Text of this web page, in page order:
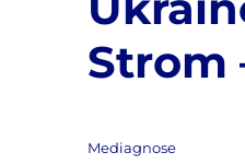
Strom
Autor
Mediagnose